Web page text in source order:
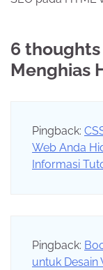
6 thoughts
Menghias
Pingback:
Web Anda
Informasi
Pingback:
untuk Desain